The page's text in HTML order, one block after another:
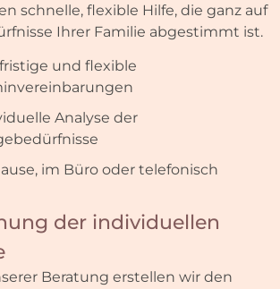
schnelle, flexible Hilfe, die ganz auf
Ihrer Familie abgestimmt ist.
und flexible
Analyse der
im Büro oder telefonisch
der individuellen
Beratung erstellen wir den